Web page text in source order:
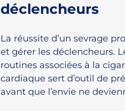
déclencheurs
La réussite d’un sevrage
et gérer les déclencheurs.
routines associées à la
cardiaque sert d’outil de
avant que l’envie ne